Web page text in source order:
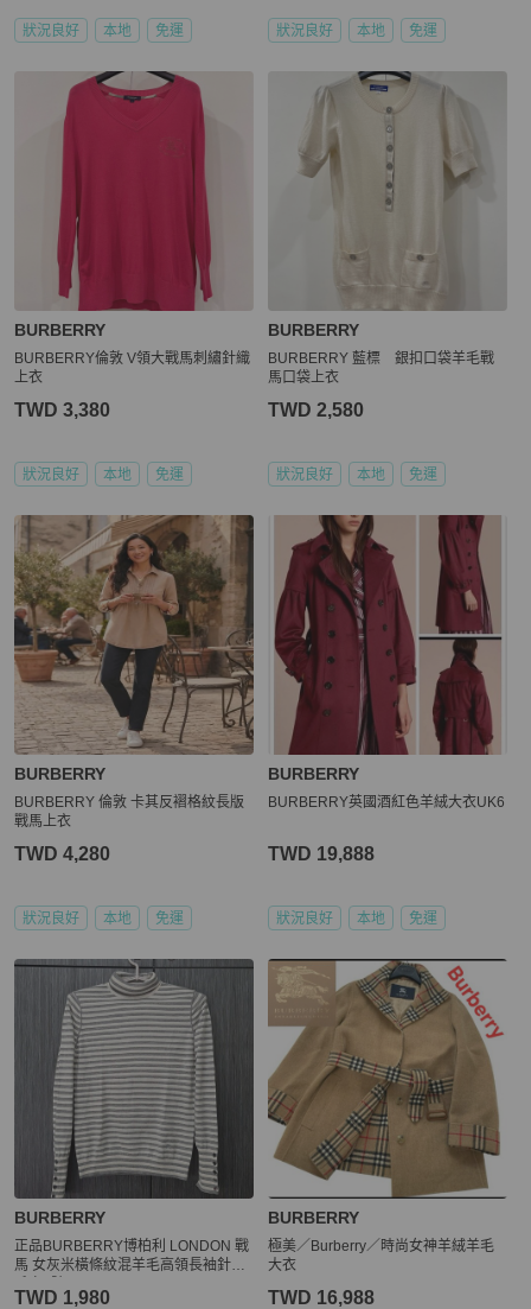
狀況良好 本地 免運 狀況良好 本地 免運
BURBERRY
BURBERRY倫敦 V領大戰馬刺繡針織
上衣
TWD 3,380
狀況良好 本地 免運
BURBERRY
BURBERRY 藍標 銀扣口袋羊毛戰
馬口袋上衣
TWD 2,580
狀況良好 本地 免運
BURBERRY
BURBERRY 倫敦 卡其反褶格紋長版
戰馬上衣
TWD 4,280
狀況良好 本地 免運
BURBERRY
BURBERRY英國酒紅色羊絨大衣UK6
TWD 19,888
狀況良好 本地 免運
BURBERRY
正品BURBERRY博柏利 LONDON 戰
馬 女灰米橫條紋混羊毛高領長袖針織
TWD 1,980
BURBERRY
極美／Burberry／時尚女神羊絨羊毛
大衣
TWD 16,988